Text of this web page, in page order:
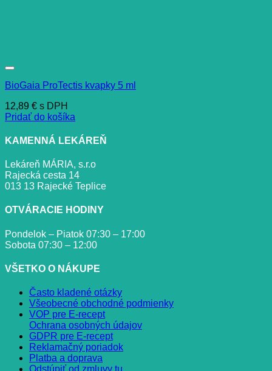
BioGaia ProTectis kvapky 5 ml
12,89 € s DPH
Pridať do košíka
KAMENNÁ LEKÁREŇ
Lekáreň MÁRIA, s.r.o
Rajecká cesta 14
013 13 Rajecké Teplice
OTVÁRACIE HODINY
Pondelok – Piatok 07:30 – 17:00
Sobota 07:30 – 12:00
VŠETKO O NÁKUPE
Často kladené otázky
Všeobecné obchodné podmienky
VOP pre E-recept
Ochrana osobných údajov
GDPR pre E-recept
Reklamačný poriadok
Platba a doprava